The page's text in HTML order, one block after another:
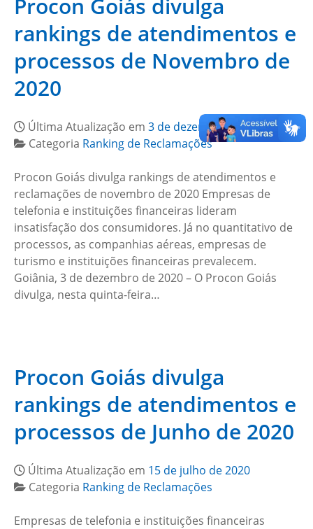
Procon Goiás divulga
rankings de atendimentos e
processos de Novembro de
2020
Última Atualização em 3 de dezembro de 2020
Categoria Ranking de Reclamações
Procon Goiás divulga rankings de atendimentos e
reclamações de novembro de 2020 Empresas de
telefonia e instituições financeiras lideram
insatisfação dos consumidores. Já no quantitativo de
processos, as companhias aéreas, empresas de
turismo e instituições financeiras prevalecem.
Goiânia, 3 de dezembro de 2020 – O Procon Goiás
divulga, nesta quinta-feira…
Procon Goiás divulga
rankings de atendimentos e
processos de Junho de 2020
Última Atualização em 15 de julho de 2020
Categoria Ranking de Reclamações
Empresas de telefonia e instituições financeiras